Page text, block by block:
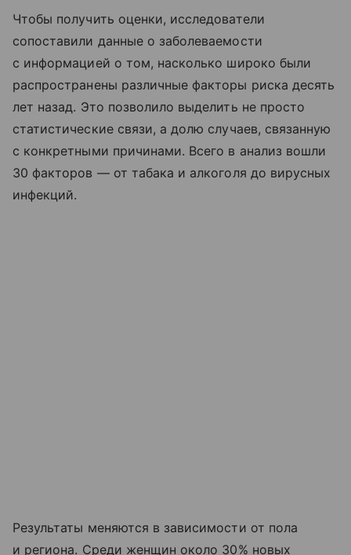
Чтобы получить оценки, исследователи
сопоставили данные о заболеваемости
с информацией о том, насколько широко были
распространены различные факторы риска десять
лет назад. Это позволило выделить не просто
статистические связи, а долю случаев, связанную
с конкретными причинами. Всего в анализ вошли
30 факторов — от табака и алкоголя до вирусных
инфекций.
Результаты меняются в зависимости от пола
и региона. Среди женщин около 30% новых